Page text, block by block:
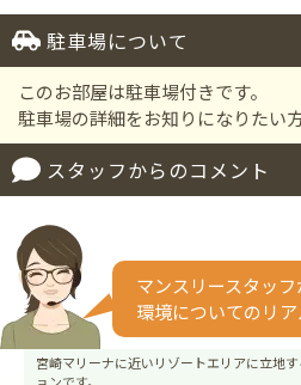
駐車場について
このお部屋は駐車場付きです。
駐車場の詳細をお知りになりたい
スタッフからのコメント
マンスリースタッ
環境についてのリ
宮崎マリーナに近いリゾートエリアに立地